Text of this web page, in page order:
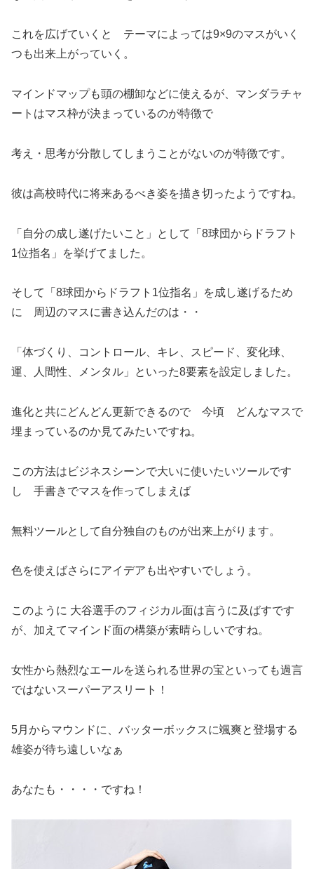
これを広げていくと テーマによっては9×9のマスがいく
つも出来上がっていく。
マインドマップも頭の棚卸などに使えるが、マンダラチャ
ートはマス枠が決まっているのが特徴で
考え・思考が分散してしまうことがないのが特徴です。
彼は高校時代に将来あるべき姿を描き切ったようですね。
「自分の成し遂げたいこと」として「8球団からドラフト
1位指名」を挙げてました。
そして「8球団からドラフト1位指名」を成し遂げるため
に 周辺のマスに書き込んだのは・・
「体づくり、コントロール、キレ、スピード、変化球、
運、人間性、メンタル」といった8要素を設定しました。
進化と共にどんどん更新できるので 今頃 どんなマスで
埋まっているのか見てみたいですね。
この方法はビジネスシーンで大いに使いたいツールです
し 手書きでマスを作ってしまえば
無料ツールとして自分独自のものが出来上がります。
色を使えばさらにアイデアも出やすいでしょう。
このように 大谷選手のフィジカル面は言うに及ばすです
が、加えてマインド面の構築が素晴らしいですね。
女性から熱烈なエールを送られる世界の宝といっても過言
ではないスーパーアスリート！
5月からマウンドに、バッターボックスに颯爽と登場する
雄姿が待ち遠しいなぁ
あなたも・・・・ですね！